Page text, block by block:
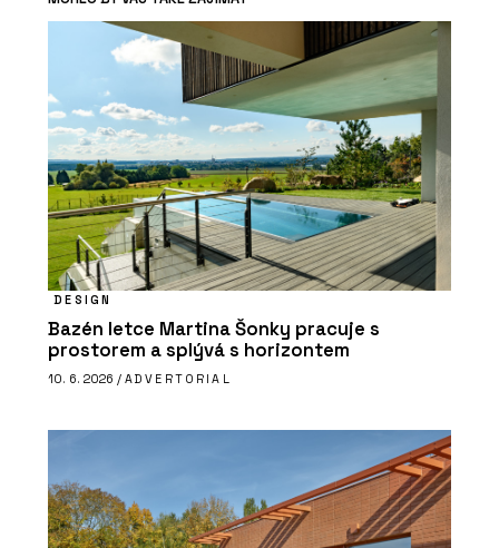
DESIGN
Bazén letce Martina Šonky pracuje s
prostorem a splývá s horizontem
10. 6. 2026 / ADVERTORIAL